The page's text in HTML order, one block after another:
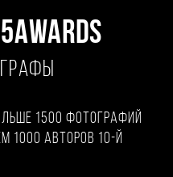
1500 фотографий
1000 авторов 10-й